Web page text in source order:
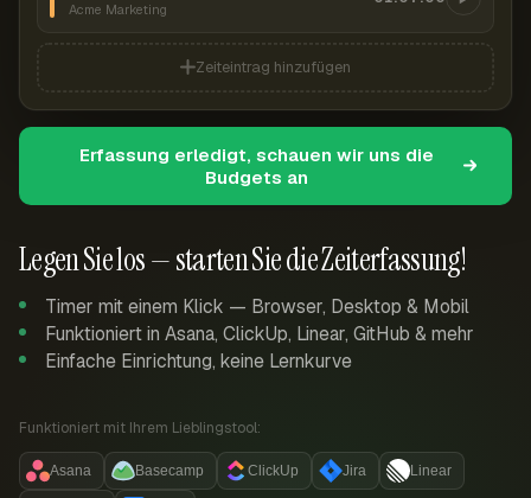
Legen Sie los — starten Sie die Zeiterfassung!
Timer mit einem Klick — Browser, Desktop & Mobil
Funktioniert in Asana, ClickUp, Linear, GitHub & mehr
Einfache Einrichtung, keine Lernkurve
Funktioniert mit Ihrem Lieblingstool:
Asana Basecamp ClickUp Jira Linear
Acme Marketing
Zeiteintrag hinzufügen
Erfassung erledigt, schauen wir uns die
Budgets an